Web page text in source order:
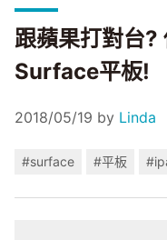
跟蘋果打對台?
Surface平板!
2018/05/19 by Linda
#surface #平板